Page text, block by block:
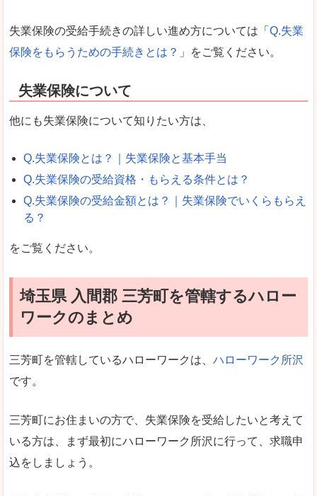
失業保険の受給手続きの詳しい進め方については「 Q.失業
保険をもらうための手続きとは？ 」をご覧ください。
失業保険について
他にも失業保険について知りたい方は、
Q.失業保険とは？｜失業保険と基本手当
Q.失業保険の受給資格・もらえる条件とは？
Q.失業保険の受給金額とは？｜失業保険でいくらもらえ
る？
をご覧ください。
埼玉県 入間郡 三芳町を管轄するハロー
ワークのまとめ
三芳町を管轄しているハローワークは、 ハローワーク所沢
です。
三芳町にお住まいの方で、失業保険を受給したいと考えて
いる方は、まず最初にハローワーク所沢に行って、求職申
込をしましょう。